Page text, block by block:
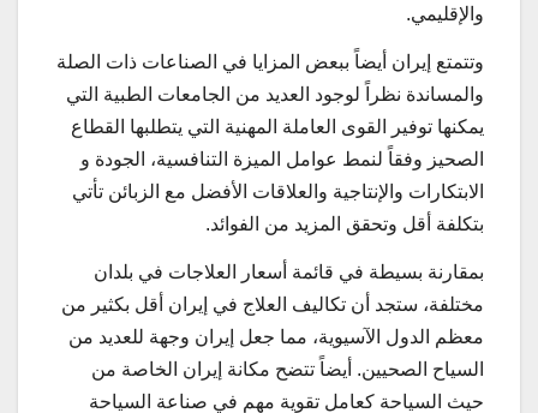
والإقلیمي.
وتتمتع إیران أیضاً ببعض المزایا في الصناعات ذات الصلة
والمساندة نظراً لوجود العدید من الجامعات الطبیة التي
یمكنها توفیر القوی العاملة المهنیة التي یتطلبها القطاع
الصحيز وفقاً لنمط عوامل المیزة التنافسیة، الجودة و
الابتكارات والإنتاجیة والعلاقات الأفضل مع الزبائن تأتي
بتكلفة أقل وتحقق المزید من الفوائد.
بمقارنة بسیطة في قائمة أسعار العلاجات في بلدان
مختلفة، ستجد أن تكالیف العلاج في إیران أقل بكثیر من
معظم الدول الآسیویة، مما جعل إیران وجهة للعدید من
السیاح الصحیین. أیضاً تتضح مكانة إیران الخاصة من
حیث السیاحة كعامل تقویة مهم في صناعة السیاحة